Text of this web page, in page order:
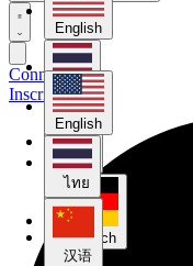
English
ไทย
汉语
Deutsch
English
ไทย
汉语
Connexion
Inscription